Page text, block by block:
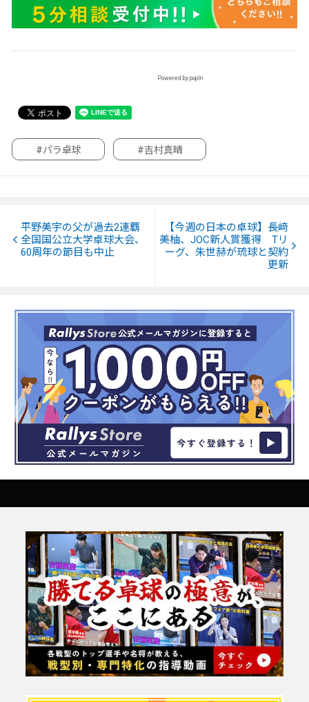
Powered by popIn
#パラ卓球 #吉村真晴
平野美宇の父が過去2連覇
全国国公立大学卓球大会、
60周年の節目も中止
【今週の日本の卓球】長﨑
美柚、JOC新人賞獲得 Tリ
ーグ、朱世赫が琉球と契約
更新